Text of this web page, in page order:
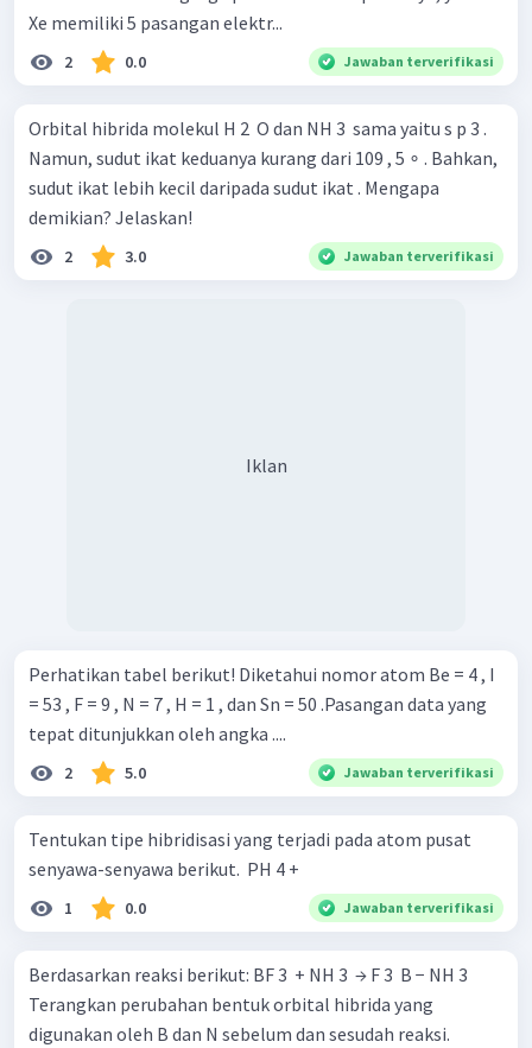
Xe memiliki 5 pasangan elektr...
2 0.0 Jawaban terverifikasi
Orbital hibrida molekul H 2 ​ O dan NH 3 ​ sama yaitu s p 3 .
Namun, sudut ikat keduanya kurang dari 109 , 5 ∘ . Bahkan,
sudut ikat lebih kecil daripada sudut ikat . Mengapa
demikian? Jelaskan!
2 3.0 Jawaban terverifikasi
Iklan
Perhatikan tabel berikut! Diketahui nomor atom Be = 4 , I
= 53 , F = 9 , N = 7 , H = 1 , dan Sn = 50 .Pasangan data yang
tepat ditunjukkan oleh angka ....
2 5.0 Jawaban terverifikasi
Tentukan tipe hibridisasi yang terjadi pada atom pusat
senyawa-senyawa berikut. ​ PH 4 + ​
1 0.0 Jawaban terverifikasi
Berdasarkan reaksi berikut: BF 3 ​ + NH 3 ​ → F 3 ​ B − NH 3 ​
Terangkan perubahan bentuk orbital hibrida yang
digunakan oleh B dan N sebelum dan sesudah reaksi.